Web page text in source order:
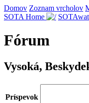
Domov Zoznam vrcholov
SOTA Home
Fórum
Vysoká,
Príspevok